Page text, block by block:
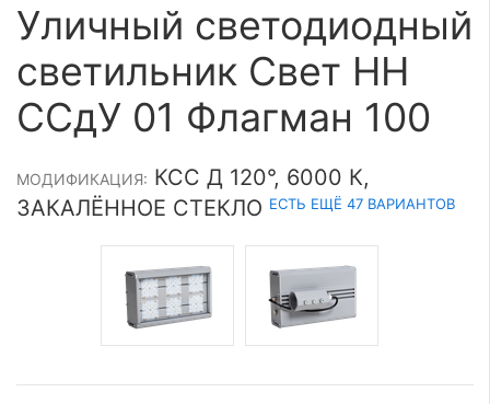
Уличный светодиодный
светильник Свет НН
ССдУ 01 Флагман 100
МОДИФИКАЦИЯ: КСС Д 120°, 6000 К,
ЗАКАЛЁННОЕ СТЕКЛО ЕСТЬ ЕЩЁ 47 ВАРИАНТОВ